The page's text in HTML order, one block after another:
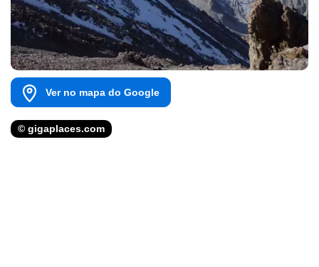
Ver no mapa do Google
© gigaplaces.com